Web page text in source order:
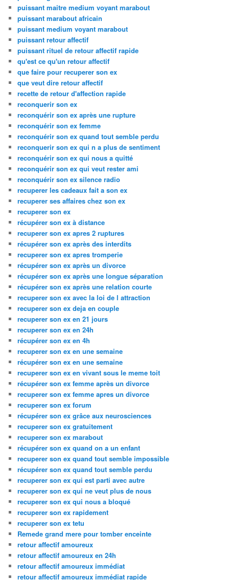
puissant maitre medium voyant marabout
puissant marabout africain
puissant medium voyant marabout
puissant retour affectif
puissant rituel de retour affectif rapide
qu'est ce qu'un retour affectif
que faire pour recuperer son ex
que veut dire retour affectif
recette de retour d'affection rapide
reconquerir son ex
reconquérir son ex après une rupture
reconquérir son ex femme
reconquérir son ex quand tout semble perdu
reconquerir son ex qui n a plus de sentiment
reconquérir son ex qui nous a quitté
reconquérir son ex qui veut rester ami
reconquérir son ex silence radio
recuperer les cadeaux fait a son ex
recuperer ses affaires chez son ex
recuperer son ex
récupérer son ex à distance
recuperer son ex apres 2 ruptures
récupérer son ex après des interdits
recuperer son ex apres tromperie
récupérer son ex après un divorce
récupérer son ex après une longue séparation
récupérer son ex après une relation courte
recuperer son ex avec la loi de l attraction
recuperer son ex deja en couple
recuperer son ex en 21 jours
recuperer son ex en 24h
récupérer son ex en 4h
recuperer son ex en une semaine
récupérer son ex en une semaine
recuperer son ex en vivant sous le meme toit
récupérer son ex femme après un divorce
recuperer son ex femme apres un divorce
recuperer son ex forum
récupérer son ex grâce aux neurosciences
recuperer son ex gratuitement
recuperer son ex marabout
récupérer son ex quand on a un enfant
recuperer son ex quand tout semble impossible
récupérer son ex quand tout semble perdu
recuperer son ex qui est parti avec autre
recuperer son ex qui ne veut plus de nous
recuperer son ex qui nous a bloqué
recuperer son ex rapidement
recuperer son ex tetu
Remede grand mere pour tomber enceinte
retour affectif amoureux
retour affectif amoureux en 24h
retour affectif amoureux immédiat
retour affectif amoureux immédiat rapide